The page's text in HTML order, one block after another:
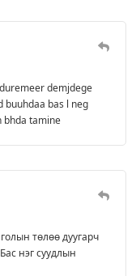
demjdege
buuhdaa bas l neg
bhda tamine
төлөө дуугарч
нэг суудлын